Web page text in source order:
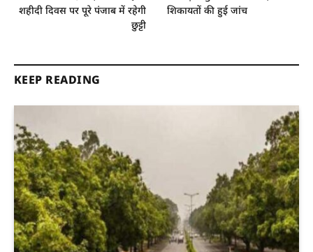
शहीदी दिवस पर पूरे पंजाब में रहेगी
छुट्टी
शिकायतों की हुई जांच
KEEP READING